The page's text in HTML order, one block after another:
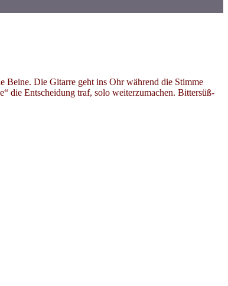
Die Gitarre geht ins Ohr während die Stimme
die Entscheidung traf, solo weiterzumachen. Bittersüß-